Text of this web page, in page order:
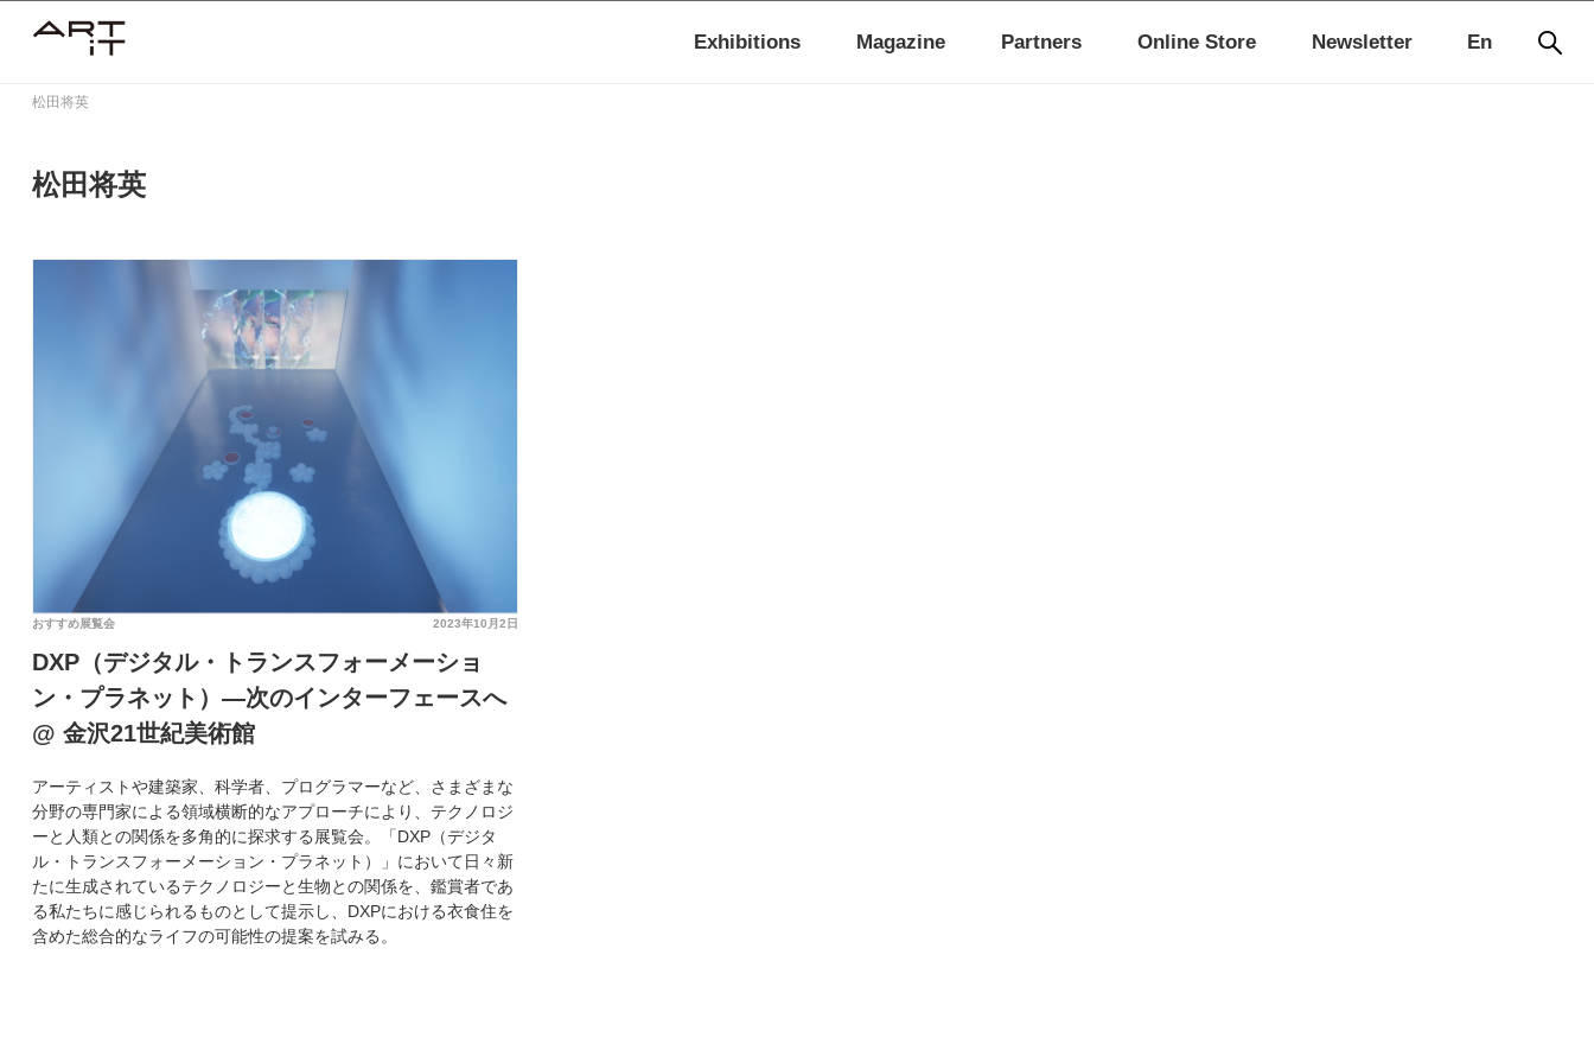
En
Exhibitions Magazine Partners Online Store Newsletter
松田将英
松田将英
2023年10月2日
おすすめ展覧会
DXP（デジタル・トランスフォーメーショ
ン・プラネット）―次のインターフェースへ
@ 金沢21世紀美術館
アーティストや建築家、科学者、プログラマーなど、さまざまな
分野の専門家による領域横断的なアプローチにより、テクノロジ
ーと人類との関係を多角的に探求する展覧会。「DXP（デジタ
ル・トランスフォーメーション・プラネット）」において日々新
たに生成されているテクノロジーと生物との関係を、鑑賞者であ
る私たちに感じられるものとして提示し、DXPにおける衣食住を
含めた総合的なライフの可能性の提案を試みる。